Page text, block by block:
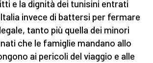
e la dignità dei tunisini entrati
invece di battersi per fermare
tanto più quella dei minori
che le famiglie mandano allo
ai pericoli del viaggio e alle